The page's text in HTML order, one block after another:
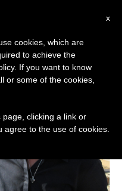
x
cookies, which are
to achieve the
If you want to know
or some of the cookies,
page, clicking a link or
to the use of cookies.